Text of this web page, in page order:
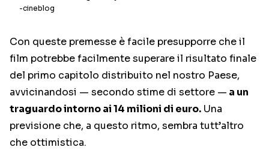
-cineblog
Con queste premesse è facile presupporre che il
film potrebbe facilmente superare il risultato finale
del primo capitolo distribuito nel nostro Paese,
avvicinandosi — secondo stime di settore — a un
traguardo intorno ai 14 milioni di euro. Una
previsione che, a questo ritmo, sembra tutt’altro
che ottimistica.